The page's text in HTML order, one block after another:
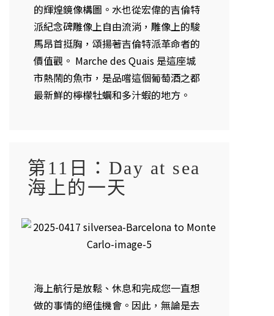
的輝煌鏡像構圖。水也從宏偉的吉倫特
派紀念碑雕像上自由流淌，雕像上的駿
馬昂首挺胸，頌揚著吉倫特派革命者的
價值觀。 Marche des Quais 是這座城
市熱鬧的魚市，是品嚐這個葡萄酒之都
最新鮮的檸檬牡蠣和多汁蝦的地方。
第11日：Day at sea
海上的一天
海上航行是放鬆、休息和完成您一直想
做的事情的絕佳機會。因此，無論是去